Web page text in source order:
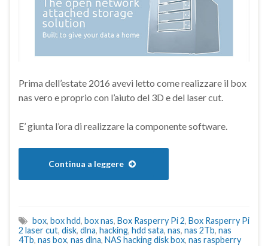
Prima dell’estate 2016 avevi letto come realizzare il box
nas vero e proprio con l’aiuto del 3D e del laser cut.
E’ giunta l’ora di realizzare la componente software.
Continua a leggere
box, box hdd, box nas, Box Rasperry Pi 2, Box Rasperry Pi
2 laser cut, disk, dlna, hacking, hdd sata, nas, nas 2Tb, nas
4Tb, nas box, nas dlna, NAS hacking disk box, nas raspberry